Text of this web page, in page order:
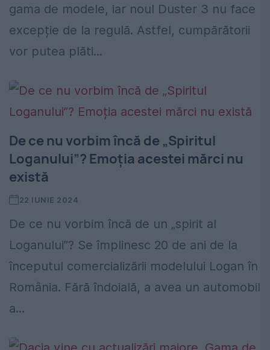
gama de modele, iar noul Duster 3 nu face
excepție de la regulă. Astfel, cumpărătorii
vor putea plăti...
De ce nu vorbim încă de „Spiritul
Loganului”? Emoția acestei mărci nu
există
22 IUNIE 2024
De ce nu vorbim încă de un „spirit al
Loganului”? Se împlinesc 20 de ani de la
începutul comercializării modelului Logan în
România. Fără îndoială, a avea un automobil
a...